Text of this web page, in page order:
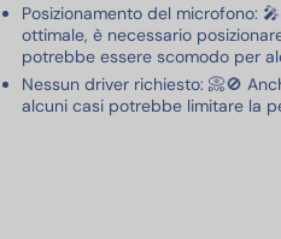
Posizionamento del microfono:
ottimale, è necessario
potrebbe essere scomodo per
Nessun driver richiesto: 📀🚫
alcuni casi potrebbe limitare la